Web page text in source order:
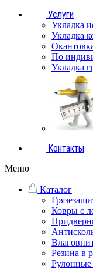
Услуги
Укладка
Укладка
По
Укладка
Контакты
Меню
Каталог
Ковры с
Резина в